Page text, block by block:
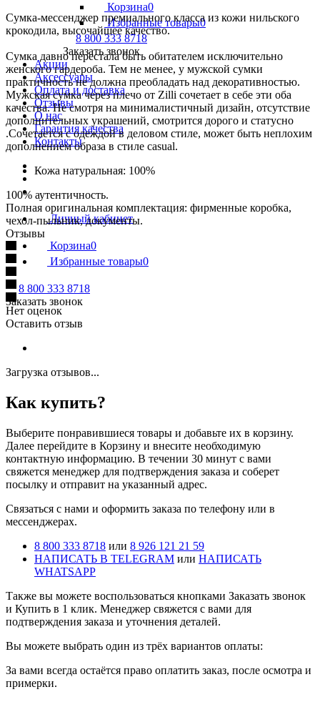
Корзина0
Избранные товары0
8 800 333 8718
Заказать звонок
Акции
Аксессуары
Оплата и доставка
Отзывы
О нас
Гарантия качества
Контакты
Личный кабинет
Корзина0
Избранные товары0
8 800 333 8718
Заказать звонок
Сумка-мессенджер премиального класса из кожи нильского
крокодила, высочайшее качество.
Сумка давно перестала быть обитателем исключительно
женского гардероба. Тем не менее, у мужской сумки
практичность не должна преобладать над декоративностью.
Мужская сумка через плечо от Zilli сочетает в себе эти оба
качества. Не смотря на минималистичный дизайн, отсутствие
дополнительных украшений, смотрится дорого и статусно
.Сочетается с одеждой в деловом стиле, может быть неплохим
дополнением образа в стиле casual.
Кожа натуральная: 100%
100% аутентичность.
Полная оригинальная комплектация: фирменные коробка,
чехол-пыльник, документы.
Отзывы
Нет оценок
Оставить отзыв
Загрузка отзывов...
Как купить?
Выберите понравившиеся товары и добавьте их в корзину.
Далее перейдите в Корзину и внесите необходимую
контактную информацию. В течении 30 минут с вами
свяжется менеджер для подтверждения заказа и соберет
посылку и отправит на указанный адрес.
Cвязаться с нами и оформить заказа по телефону или в
мессенджерах.
8 800 333 8718 или 8 926 121 21 59
НАПИСАТЬ В TELEGRAM или НАПИСАТЬ
WHATSAPP
Также вы можете воспользоваться кнопками Заказать звонок
и Купить в 1 клик. Менеджер свяжется с вами для
подтверждения заказа и уточнения деталей.
Вы можете выбрать один из трёх вариантов оплаты:
За вами всегда остаётся право оплатить заказ, после осмотра и
примерки.